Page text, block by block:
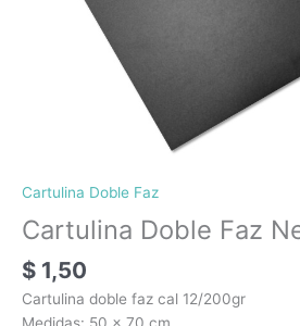
Cartulina Doble Faz
Cartulina Doble Faz
$ 1,50
Cartulina doble faz cal 12/200gr